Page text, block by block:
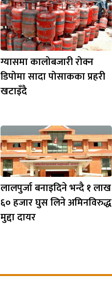
ग्यासमा कालोबजारी रोक्न
डिपोमा सादा पोसाकका प्रहरी
खटाइँदै
लालपुर्जा बनाइदिने भन्दै १ लाख
६० हजार घुस लिने अमिनविरुद्ध
मुद्दा दायर